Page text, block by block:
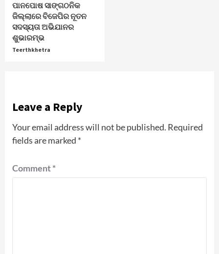
ପାନପୋଷ ସାଙ୍ଗଠନିକ
ଜିଲ୍ଲାରେ ବିଜେପିର ନୂତନ
ସଦସ୍ୟତା ଅଭିଯାନର
ଶୁଭାରମ୍ଭ
Teerthkhetra
Leave a Reply
Your email address will not be published. Required
fields are marked *
Comment*